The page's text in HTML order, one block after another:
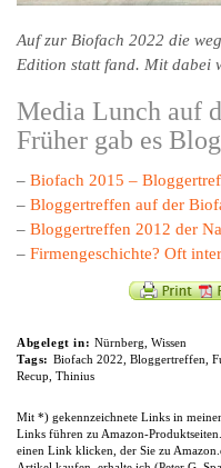
Auf zur Biofach 2022 die
Edition statt fand. Mit dabei
Media Lunch auf
Früher gab es
– Biofach 2015 –
– Bloggertreffen auf der
– Bloggertreffen 2012 der
– Firmengeschichte? Oft
Abgelegt in: Nürnberg Wissen
Tags: Biofach 2022 Bloggertreffen
Recup Thinius
Mit *) gekennzeichnete Links in
Links führen zu Amazon-
einen Link klicken, der Sie zu